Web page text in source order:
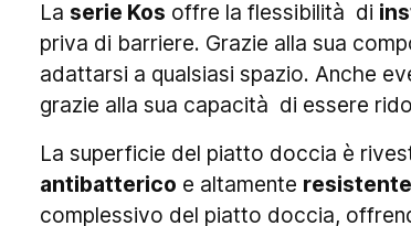
La serie Kos offre la flessibilità di
priva di barriere. Grazie alla sua
adattarsi a qualsiasi spazio. Anche
grazie alla sua capacità di essere
La superficie del piatto doccia è
antibatterico e altamente resistente
complessivo del piatto doccia,